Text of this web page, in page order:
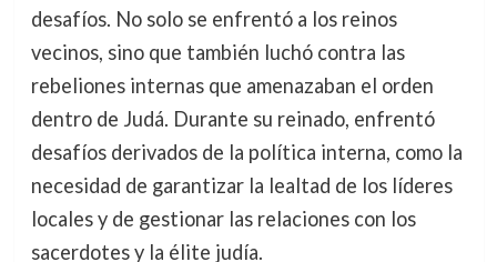
desafíos. No solo se enfrentó a los reinos
vecinos, sino que también luchó contra las
rebeliones internas que amenazaban el orden
dentro de Judá. Durante su reinado, enfrentó
desafíos derivados de la política interna, como la
necesidad de garantizar la lealtad de los líderes
locales y de gestionar las relaciones con los
sacerdotes y la élite judía.